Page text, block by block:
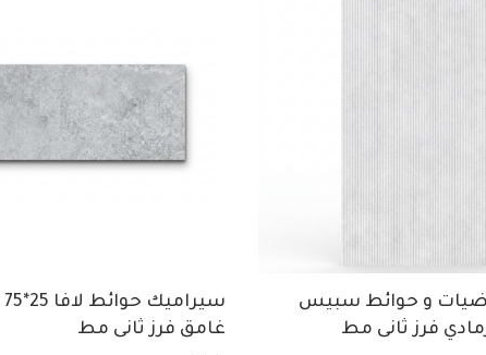
و حوائط سبيس
غامق فرز ثانى مط